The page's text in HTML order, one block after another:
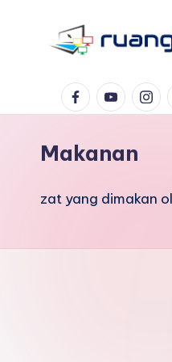
Klik
Banyak
Manfaat
FacebookYouTube
Makanan
zat yang dimakan